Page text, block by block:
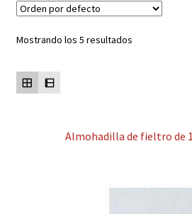
Empresa
Mostrando los 5 resultados
Almohadilla de fieltro de